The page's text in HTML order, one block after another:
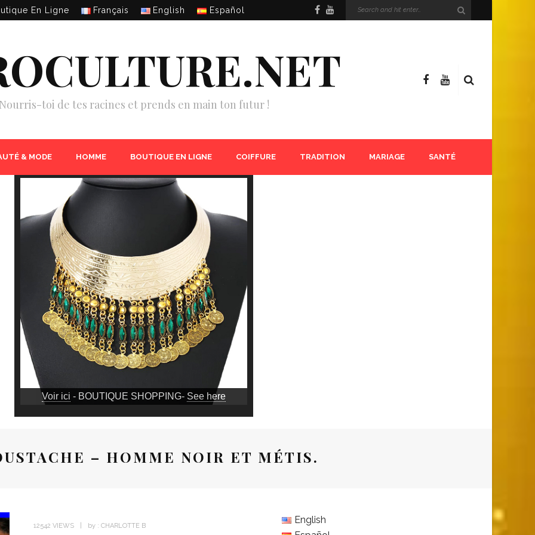
En Ligne Français English Español
toi de tes racines et prends en main ton futur !
& MODE HOMME BOUTIQUE EN LIGNE COIFFURE TRADITION MARIAGE SANTÉ
Voir ici - BOUTIQUE SHOPPING- See here
– HOMME NOIR ET MÉTIS.
12542 VIEWS by : CHARLOTTE B
English